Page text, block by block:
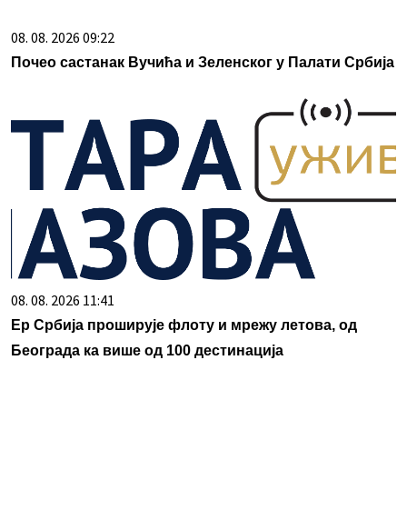
08. 08. 2026 09:22
Почео састанак Вучића и Зеленског у Палати Србија
08. 08. 2026 11:41
Ер Србија проширује флоту и мрежу летова, од
Београда ка више од 100 дестинација